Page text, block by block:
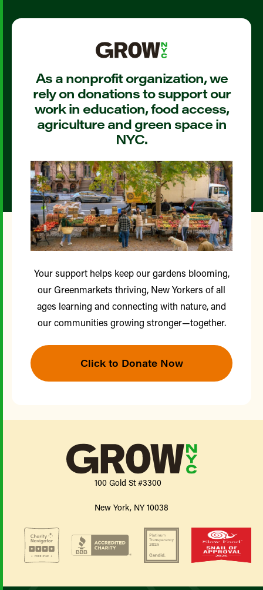
As a nonprofit organization, we
rely on donations to support our
work in education, food access,
agriculture and green space in
NYC.
Your support helps keep our gardens blooming,
our Greenmarkets thriving, New Yorkers of all
ages learning and connecting with nature, and
our communities growing stronger—together.
Click to Donate Now
100 Gold St #3300
New York, NY 10038